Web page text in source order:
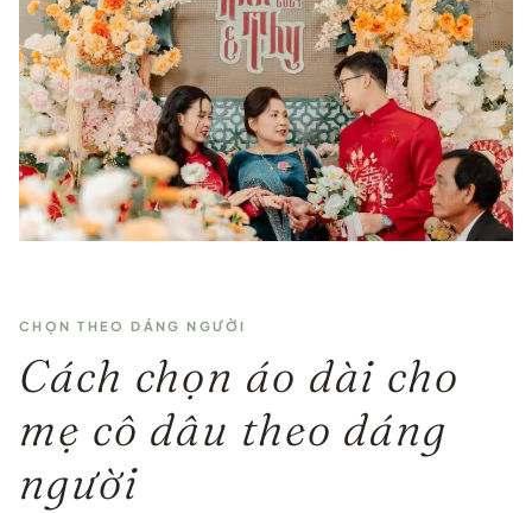
CHỌN THEO DÁNG NGƯỜI
Cách chọn áo dài cho
mẹ cô dâu theo dáng
người